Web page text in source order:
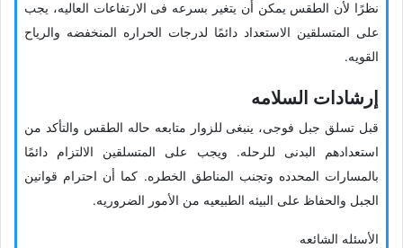
نظرًا لأن الطقس یمکن أن یتغیر بسرعه فی الارتفاعات العالیه، یجب
على المتسلقین الاستعداد دائمًا لدرجات الحراره المنخفضه والریاح
القویه.
إرشادات السلامه
قبل تسلق جبل فوجی، ینبغی للزوار متابعه حاله الطقس والتأکد من
استعدادهم البدنی للرحله. ویجب على المتسلقین الالتزام دائمًا
بالمسارات المحدده وتجنب المناطق الخطره. کما أن احترام قوانین
الجبل والحفاظ على البیئه الطبیعیه من الأمور الضروریه.
الأسئله الشائعه